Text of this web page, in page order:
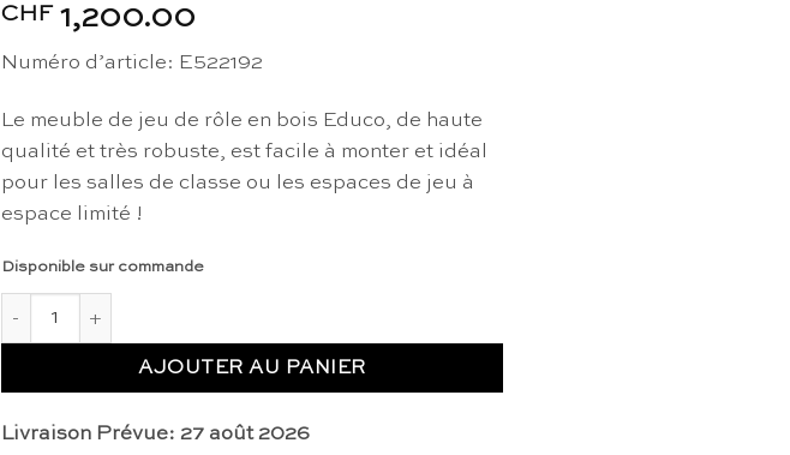
CHF 1,200.00
Numéro d’article: E522192
Le meuble de jeu de rôle en bois Educo, de haute
qualité et très robuste, est facile à monter et idéal
pour les salles de classe ou les espaces de jeu à
espace limité !
Disponible sur commande
AJOUTER AU PANIER
Livraison Prévue: 27 août 2026